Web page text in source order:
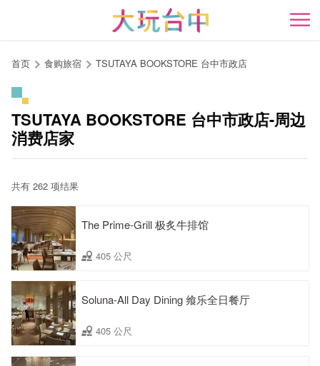
开
首页 食购旅宿 TSUTAYA BOOKSTORE 台中市政店
TSUTAYA BOOKSTORE 台中市政店-周边
消费店家
共有 262 项结果
The Prime-Grill 极炙牛排馆
405 公尺
Soluna-All Day Dining 飨乐全日餐厅
405 公尺